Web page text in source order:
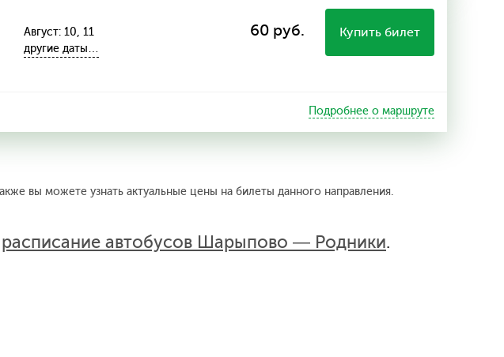
Август: 10, 11
другие даты…
60 руб. Купить билет
Подробнее о маршруте
вы можете узнать актуальные цены на билеты данного направления.
расписание автобусов Шарыпово — Родники.